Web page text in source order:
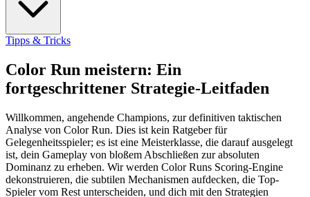
Tipps & Tricks
Color Run meistern: Ein
fortgeschrittener Strategie-Leitfaden
Willkommen, angehende Champions, zur definitiven taktischen
Analyse von Color Run. Dies ist kein Ratgeber für
Gelegenheitsspieler; es ist eine Meisterklasse, die darauf ausgelegt
ist, dein Gameplay von bloßem Abschließen zur absoluten
Dominanz zu erheben. Wir werden Color Runs Scoring-Engine
dekonstruieren, die subtilen Mechanismen aufdecken, die Top-
Spieler vom Rest unterscheiden, und dich mit den Strategien